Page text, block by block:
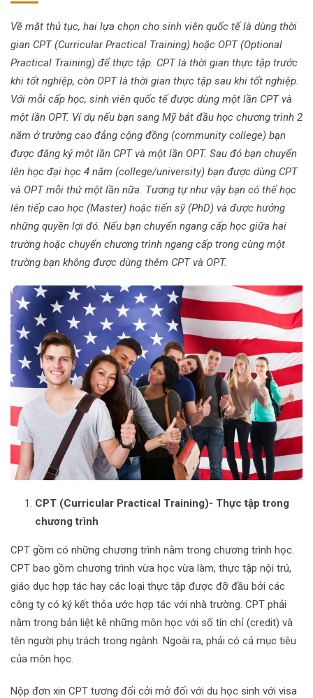
Về mặt thủ tục, hai lựa chọn cho sinh viên quốc tế là dùng thời
gian CPT (Curricular Practical Training) hoặc OPT (Optional
Practical Training) để thực tập. CPT là thời gian thực tập trước
khi tốt nghiệp, còn OPT là thời gian thực tập sau khi tốt nghiệp.
Với mỗi cấp học, sinh viên quốc tế được dùng một lần CPT và
một lần OPT. Ví dụ nếu bạn sang Mỹ bắt đầu học chương trình 2
năm ở trường cao đẳng cộng đồng (community college) bạn
được đăng ký một lần CPT và một lần OPT. Sau đó bạn chuyển
lên học đại học 4 năm (college/university) bạn được dùng CPT
và OPT mỗi thứ một lần nữa. Tương tự như vậy bạn có thể học
lên tiếp cao học (Master) hoặc tiến sỹ (PhD) và được hưởng
những quyền lợi đó. Nếu bạn chuyển ngang cấp học giữa hai
trường hoặc chuyển chương trình ngang cấp trong cùng một
trường bạn không được dùng thêm CPT và OPT.
CPT (Curricular Practical Training)- Thực tập trong
chương trình
CPT gồm có những chương trình nằm trong chương trình học.
CPT bao gồm chương trình vừa học vừa làm, thực tập nội trú,
giáo dục hợp tác hay các loại thực tập được đỡ đầu bởi các
công ty có ký kết thỏa ước hợp tác với nhà trường. CPT phải
nằm trong bản liệt kê những môn học với số tín chỉ (credit) và
tên người phụ trách trong ngành. Ngoài ra, phải có cả mục tiêu
của môn học.
Nộp đơn xin CPT tương đối cởi mở đối với du học sinh với visa